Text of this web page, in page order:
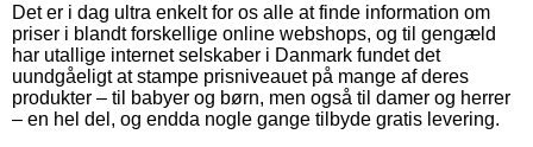
Det er i dag ultra enkelt for os alle at finde information om
priser i blandt forskellige online webshops, og til gengæld
har utallige internet selskaber i Danmark fundet det
uundgåeligt at stampe prisniveauet på mange af deres
produkter – til babyer og børn, men også til damer og herrer
– en hel del, og endda nogle gange tilbyde gratis levering.